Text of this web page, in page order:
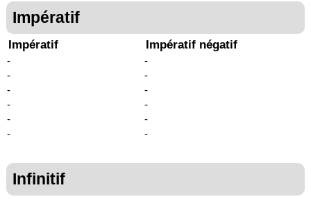
Impératif
Impératif
-
-
-
-
-
-
Impératif négatif
-
-
-
-
-
-
Infinitif